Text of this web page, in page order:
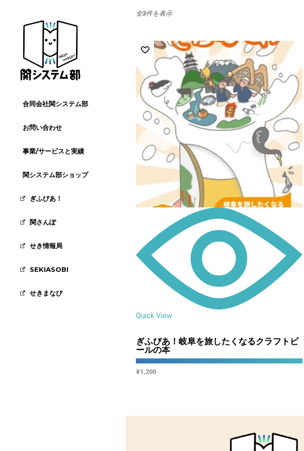
content
合同会社関システム部
お問い合わせ
事業/サービスと実績
関システム部ショップ
ぎふびあ！
関さんぽ
せき情報局
SEKIASOBI
せきまなび
全3件を表示
Quick View
ぎふびあ！岐阜を旅したくなるクラフトビ
ールの本
¥1,200